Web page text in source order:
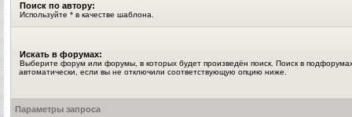
Поиск по автору:
Используйте * в качестве шаблона.
Искать в форумах:
Выберите форум или форумы, в которых будет произведён поиск. Поиск в
автоматически, если вы не отключили соответствующую опцию ниже.
Параметры запроса